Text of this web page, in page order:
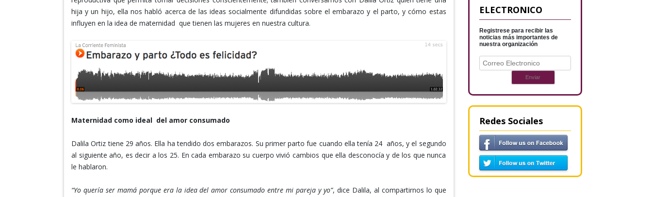
hija y un hijo, ella nos habló acerca de las ideas socialmente difundidas sobre el embarazo y el parto, y cómo estas
influyen en la idea de maternidad que tienen las mujeres en nuestra cultura.
Maternidad como ideal del amor consumado
Dalila Ortiz tiene 29 años. Ella ha tendido dos embarazos. Su primer parto fue cuando ella tenía 24 años, y el segundo
al siguiente año, es decir a los 25. En cada embarazo su cuerpo vivió cambios que ella desconocía y de los que nunca
le hablaron.
“Yo quería ser mamá porque era la idea del amor consumado entre mi pareja y yo”, dice Dalila, al compartirnos lo que
ELECTRONICO
Registrese para recibir las
noticias más importantes de
nuestra organización
Redes Sociales